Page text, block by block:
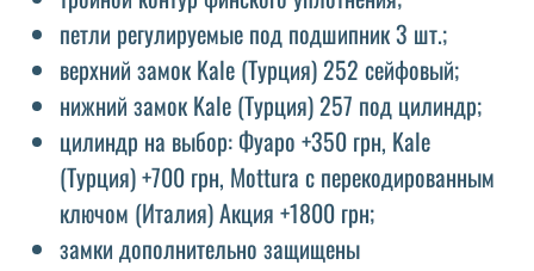
петли регулируемые под подшипник 3 шт.;
верхний замок Kale (Турция) 252 сейфовый;
нижний замок Kale (Турция) 257 под цилиндр;
цилиндр на выбор: Фуаро +350 грн, Kale
(Турция) +700 грн, Mottura с перекодированным
ключом (Италия) Акция +1800 грн;
замки дополнительно защищены